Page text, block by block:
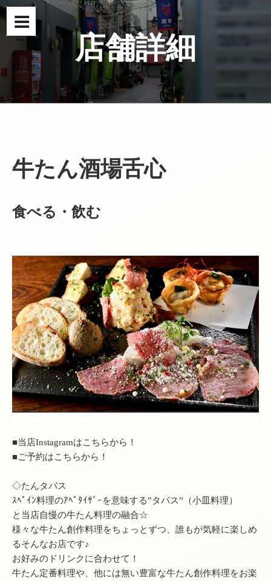
コ
ン
テ
へ
ス
店舗詳細
牛たん酒場舌心
食べる・飲む
■当店Instagramはこちらから！
■ご予約はこちらから！
◇たんタパス
ｽﾍﾟｲﾝ料理のｱﾍﾟﾀｲｻﾞｰを意味する”タパス”（小皿料理）
と当店自慢の牛たん料理の融合☆
様々な牛たん創作料理をちょっとずつ、誰もが気軽に楽しめ
るそんなお店です♪
お好みのドリンクに合わせて！
牛たん定番料理や、他には無い豊富な牛たん創作料理をお楽